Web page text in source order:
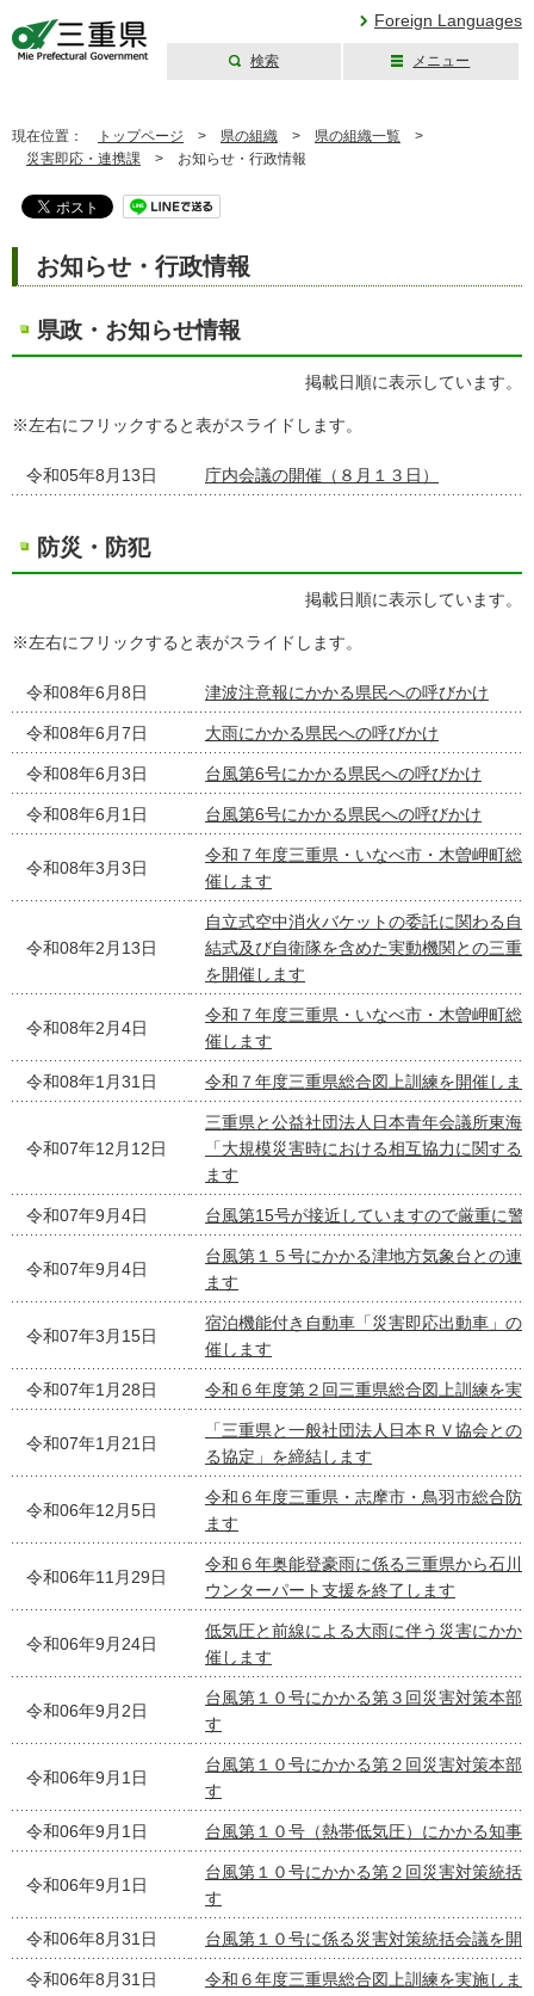
Foreign Languages
検索 メニュー
現在位置： トップページ > 県の組織 > 県の組織一覧 >
災害即応・連携課 > お知らせ・行政情報
お知らせ・行政情報
県政・お知らせ情報
掲載日順に表示しています。
※左右にフリックすると表がスライドします。
令和05年8月13日 庁内会議の開催（８月１３日）
防災・防犯
掲載日順に表示しています。
※左右にフリックすると表がスライドします。
令和08年6月8日 津波注意報にかかる県民への呼びかけ
令和08年6月7日 大雨にかかる県民への呼びかけ
令和08年6月3日 台風第6号にかかる県民への呼びかけ
令和08年6月1日 台風第6号にかかる県民への呼びかけ
令和08年3月3日
令和７年度三重県・いなべ市・木曽岬町総
催します
令和08年2月13日
自立式空中消火バケットの委託に関わる自
結式及び自衛隊を含めた実動機関との三重
を開催します
令和08年2月4日
令和７年度三重県・いなべ市・木曽岬町総
催します
令和08年1月31日 令和７年度三重県総合図上訓練を開催しま
令和07年12月12日
三重県と公益社団法人日本青年会議所東海
「大規模災害時における相互協力に関する
ます
令和07年9月4日 台風第15号が接近していますので厳重に警
令和07年9月4日
台風第１５号にかかる津地方気象台との連
ます
令和07年3月15日
宿泊機能付き自動車「災害即応出動車」の
催します
令和07年1月28日 令和６年度第２回三重県総合図上訓練を実
令和07年1月21日
「三重県と一般社団法人日本ＲＶ協会との
る協定」を締結します
令和06年12月5日
令和６年度三重県・志摩市・鳥羽市総合防
ます
令和06年11月29日
令和６年奥能登豪雨に係る三重県から石川
ウンターパート支援を終了します
令和06年9月24日
低気圧と前線による大雨に伴う災害にかか
催します
令和06年9月2日
台風第１０号にかかる第３回災害対策本部
す
令和06年9月1日
台風第１０号にかかる第２回災害対策本部
す
令和06年9月1日 台風第１０号（熱帯低気圧）にかかる知事
令和06年9月1日
台風第１０号にかかる第２回災害対策統括
す
令和06年8月31日 台風第１０号に係る災害対策統括会議を開
令和06年8月31日 令和６年度三重県総合図上訓練を実施しま